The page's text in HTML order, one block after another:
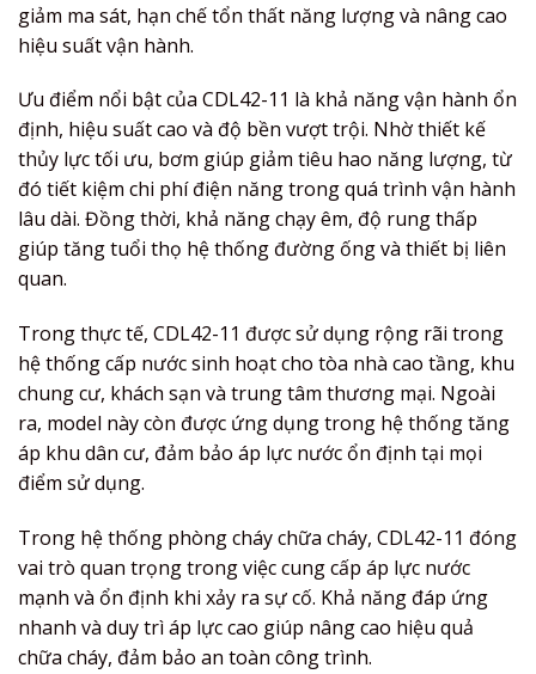
giảm ma sát, hạn chế tổn thất năng lượng và nâng cao
hiệu suất vận hành.
Ưu điểm nổi bật của CDL42-11 là khả năng vận hành ổn
định, hiệu suất cao và độ bền vượt trội. Nhờ thiết kế
thủy lực tối ưu, bơm giúp giảm tiêu hao năng lượng, từ
đó tiết kiệm chi phí điện năng trong quá trình vận hành
lâu dài. Đồng thời, khả năng chạy êm, độ rung thấp
giúp tăng tuổi thọ hệ thống đường ống và thiết bị liên
quan.
Trong thực tế, CDL42-11 được sử dụng rộng rãi trong
hệ thống cấp nước sinh hoạt cho tòa nhà cao tầng, khu
chung cư, khách sạn và trung tâm thương mại. Ngoài
ra, model này còn được ứng dụng trong hệ thống tăng
áp khu dân cư, đảm bảo áp lực nước ổn định tại mọi
điểm sử dụng.
Trong hệ thống phòng cháy chữa cháy, CDL42-11 đóng
vai trò quan trọng trong việc cung cấp áp lực nước
mạnh và ổn định khi xảy ra sự cố. Khả năng đáp ứng
nhanh và duy trì áp lực cao giúp nâng cao hiệu quả
chữa cháy, đảm bảo an toàn công trình.